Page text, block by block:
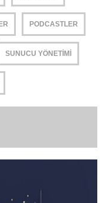
PODCASTLER
SUNUCU YÖNETIMI